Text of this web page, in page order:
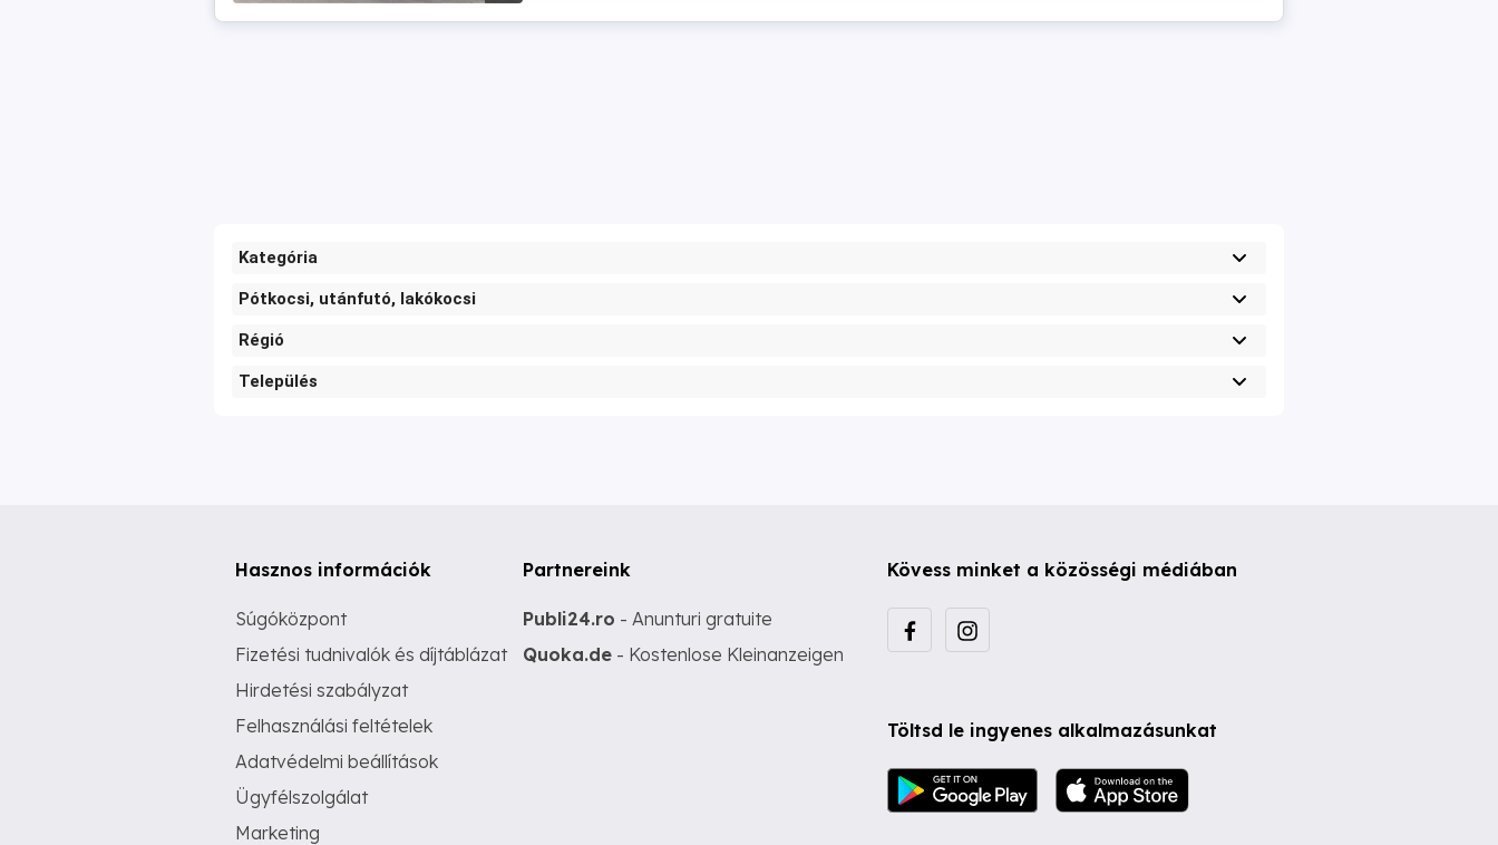
Kategória
Pótkocsi, utánfutó, lakókocsi
Régió
Település
Hasznos információk
Súgóközpont
Fizetési tudnivalók és díjtáblázat
Hirdetési szabályzat
Felhasználási feltételek
Adatvédelmi beállítások
Ügyfélszolgálat
Marketing
Partnereink
Publi24.ro - Anunturi gratuite
Quoka.de - Kostenlose Kleinanzeigen
Kövess minket a közösségi médiában
Töltsd le ingyenes alkalmazásunkat